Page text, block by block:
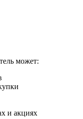
может:
и акциях